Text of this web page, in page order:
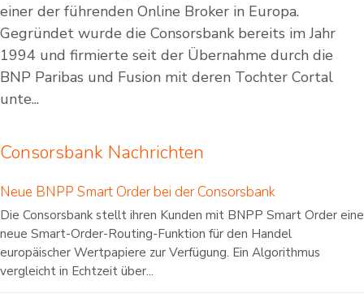
einer der führenden Online Broker in Europa.
Gegründet wurde die Consorsbank bereits im Jahr
1994 und firmierte seit der Übernahme durch die
BNP Paribas und Fusion mit deren Tochter Cortal
unte...
Consorsbank Nachrichten
Neue BNPP Smart Order bei der Consorsbank
Die Consorsbank stellt ihren Kunden mit BNPP Smart Order eine
neue Smart-Order-Routing-Funktion für den Handel
europäischer Wertpapiere zur Verfügung. Ein Algorithmus
vergleicht in Echtzeit über...